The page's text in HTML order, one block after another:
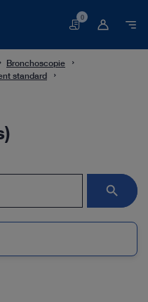
Panier
0
Bronchoscopie
standard
search